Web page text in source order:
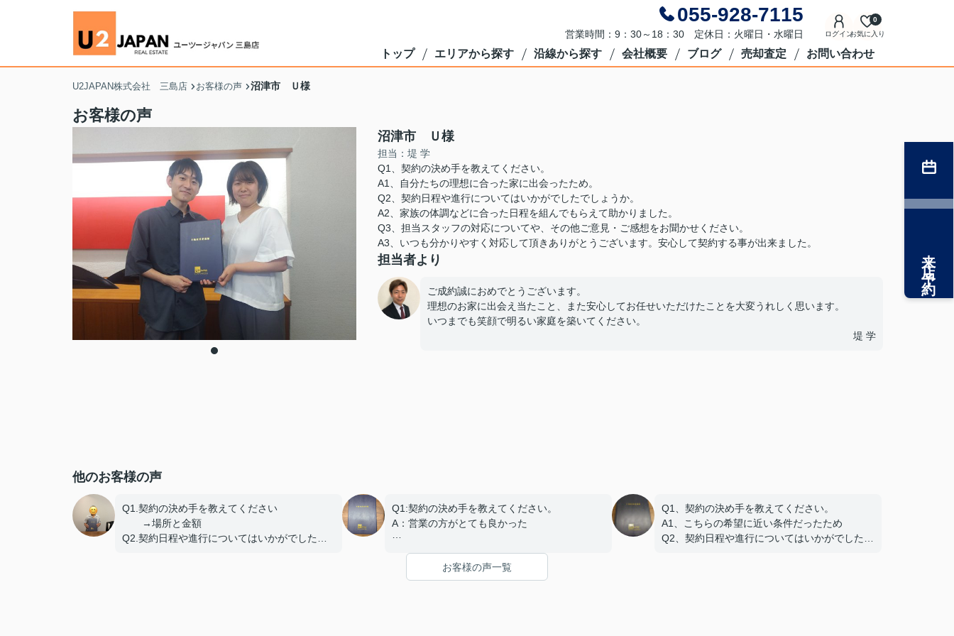
055-928-7115
営業時間：9：30～18：30 定休日：火曜日・水曜日 ログインお気に入り
0
トップ エリアから探す 沿線から探す 会社概要 ブログ 売却査定 お問い合わせ
U2JAPAN株式会社 三島店 お客様の声 沼津市 Ｕ様
お客様の声
沼津市 Ｕ様
担当：堤 学
Q1、契約の決め手を教えてください。
A1、自分たちの理想に合った家に出会ったため。
Q2、契約日程や進行についてはいかがでしたでしょうか。
A2、家族の体調などに合った日程を組んでもらえて助かりました。
Q3、担当スタッフの対応についてや、その他ご意見・ご感想をお聞かせください。
A3、いつも分かりやすく対応して頂きありがとうございます。安心して契約する事が出来ました。
担当者より
ご成約誠におめでとうございます。
理想のお家に出会え当たこと、また安心してお任せいただけたことを大変うれしく思います。
いつまでも笑顔で明るい家庭を築いてください。
堤 学
他のお客様の声
Q1.契約の決め手を教えてください
→場所と金額
Q2.契約日程や進行についてはいかがでしたで
Q1:契約の決め手を教えてください。
A：営業の方がとても良かった
Q2:契約日程や進行についてはいかがでしたで
A：円滑におこなっていただきました
Q1、契約の決め手を教えてください。
A1、こちらの希望に近い条件だったため
Q2、契約日程や進行についてはいかがでしたで
お客様の声一覧
来店予約